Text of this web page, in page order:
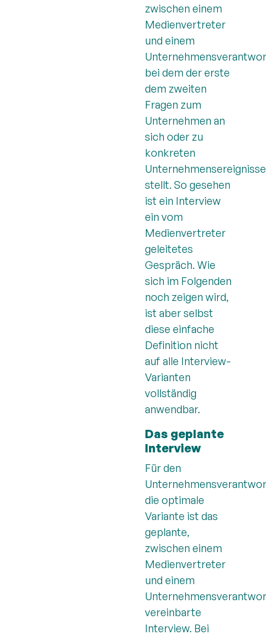
zwischen einem
Medienvertreter
und einem
bei dem der erste
dem zweiten
Fragen zum
Unternehmen an
sich oder zu
konkreten
stellt. So gesehen
ist ein Interview
ein vom
Medienvertreter
geleitetes
Gespräch. Wie
sich im Folgenden
noch zeigen wird,
ist aber selbst
diese einfache
Definition nicht
auf alle Interview-
Varianten
vollständig
anwendbar.
Das geplante
Interview
Für den
die optimale
Variante ist das
geplante,
zwischen einem
Medienvertreter
und einem
vereinbarte
Interview. Bei